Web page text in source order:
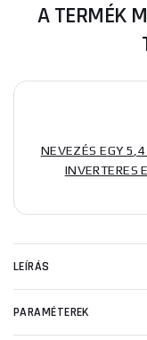
A TERMÉK
NEVEZÉS EGY
INVERTERES
LEÍRÁS
PARAMÉTEREK